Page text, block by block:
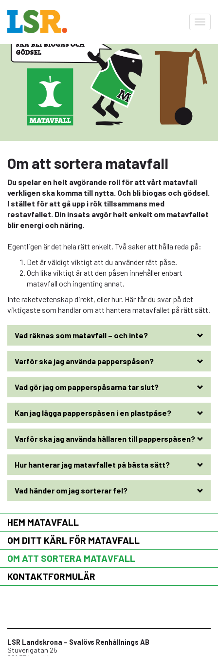
Om att sortera matavfall
Du spelar en helt avgörande roll för att vårt matavfall
verkligen ska komma till nytta. Och bli biogas och gödsel.
I stället för att gå upp i rök tillsammans med
restavfallet. Din insats avgör helt enkelt om matavfallet
blir energi och näring.
Egentligen är det hela rätt enkelt. Två saker att hålla reda på:
Det är väldigt viktigt att du använder rätt påse.
Och lika viktigt är att den påsen innehåller enbart
matavfall och ingenting annat.
Inte raketvetenskap direkt, eller hur. Här får du svar på det
viktigaste som handlar om att hantera matavfallet på rätt sätt.
Vad räknas som matavfall – och inte?
Varför ska jag använda papperspåsen?
Vad gör jag om papperspåsarna tar slut?
Kan jag lägga papperspåsen i en plastpåse?
Varför ska jag använda hållaren till papperspåsen?
Hur hanterar jag matavfallet på bästa sätt?
Vad händer om jag sorterar fel?
HEM MATAVFALL
OM DITT KÄRL FÖR MATAVFALL
OM ATT SORTERA MATAVFALL
KONTAKTFORMULÄR
LSR Landskrona – Svalövs Renhållnings AB
Stuverigatan 25